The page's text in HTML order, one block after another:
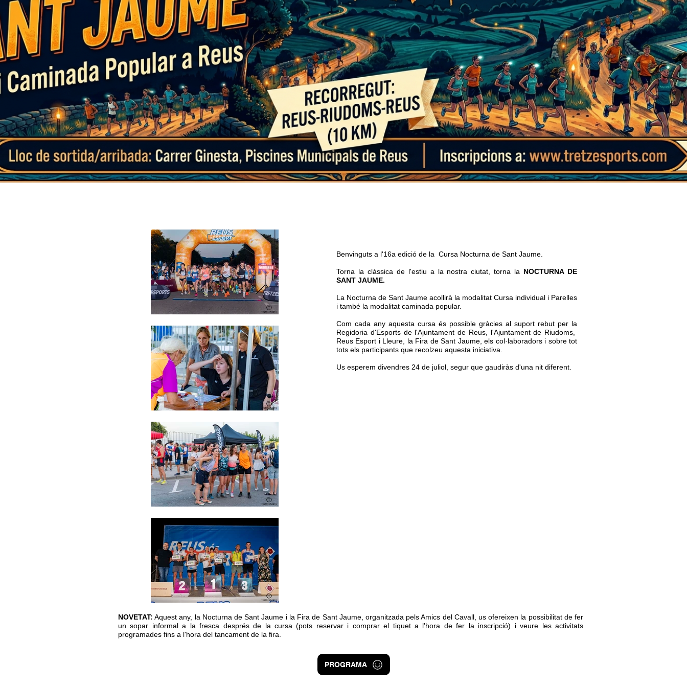
Benvinguts a l'16a edició de la Cursa Nocturna de Sant Jaume.
​Torna la clàssica de l'estiu a la nostra ciutat, torna la NOCTURNA DE
SANT JAUME.
La Nocturna de Sant Jaume acollirà la modalitat Cursa individual i Parelles
i també la modalitat caminada popular.
Com cada any aquesta cursa és possible gràcies al suport rebut per la
Regidoria d'Esports de l'Ajuntament de Reus, l'Ajuntament de Riudoms,
Reus Esport i Lleure, la Fira de Sant Jaume, els col·laboradors i sobre tot
tots els participants que recolzeu aquesta iniciativa.
Us esperem divendres 24 de juliol, segur que gaudiràs d'una nit diferent.
NOVETAT: Aquest any, la Nocturna de Sant Jaume i la Fira de Sant Jaume, organitzada pels Amics del Cavall, us ofereixen la possibilitat de fer
un sopar informal a la fresca després de la cursa (pots reservar i comprar el tiquet a l'hora de fer la inscripció) i veure les activitats
programades fins a l'hora del tancament de la fira.
PROGRAMA